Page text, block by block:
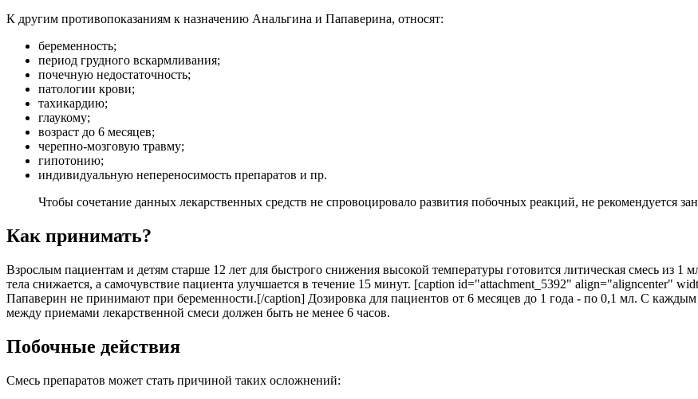
К другим противопоказаниям к назначению Анальгина и Папаверина, относят:
беременность;
период грудного вскармливания;
почечную недостаточность;
патологии крови;
тахикардию;
глаукому;
возраст до 6 месяцев;
черепно-мозговую травму;
гипотонию;
индивидуальную непереносимость препаратов и пр.
Чтобы сочетание данных лекарственных средств не спровоцировало развития побочных реакций, не рекомендуется
Как принимать?
Взрослым пациентам и детям старше 12 лет для быстрого снижения высокой температуры готовится литическая смесь из 1
тела снижается, а самочувствие пациента улучшается в течение 15 минут. [caption id="attachment_5392" align="aligncenter"
Папаверин не принимают при беременности.[/caption] Дозировка для пациентов от 6 месяцев до 1 года - по 0,1 мл. С
между приемами лекарственной смеси должен быть не менее 6 часов.
Побочные действия
Смесь препаратов может стать причиной таких осложнений: